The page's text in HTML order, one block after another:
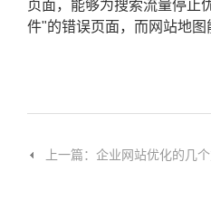
页面，能够为搜索流量停止
件"的错误页面，而网站地图
上一篇：企业网站优化的几